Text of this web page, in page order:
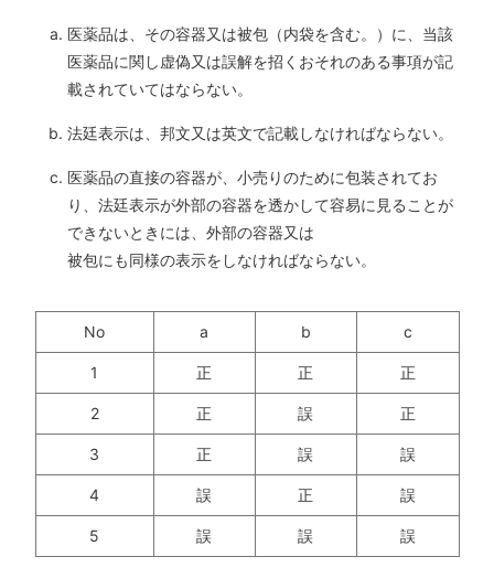
医薬品は、その容器又は被包（内袋を含む。）に、当該
医薬品に関し虚偽又は誤解を招くおそれのある事項が記
載されていてはならない。
法廷表示は、邦文又は英文で記載しなければならない。
医薬品の直接の容器が、小売りのために包装されてお
り、法廷表示が外部の容器を透かして容易に見ることが
できないときには、外部の容器又は
被包にも同様の表示をしなければならない。
No a b c
1 正 正 正
2 正 誤 正
3 正 誤 誤
4 誤 正 誤
5 誤 誤 誤